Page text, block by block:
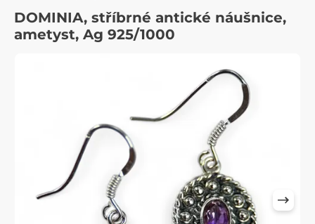
DOMINIA, stříbrné antické náušnice,
ametyst, Ag 925/1000